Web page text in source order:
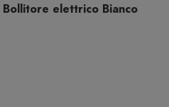
elettrico Bianco